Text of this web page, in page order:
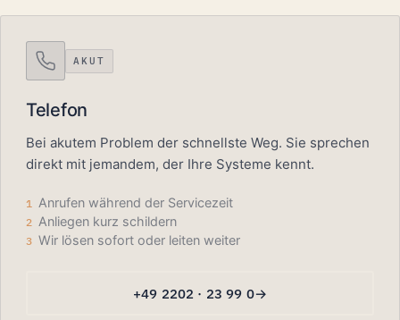
AKUT
Telefon
Bei akutem Problem der schnellste Weg. Sie sprechen
direkt mit jemandem, der Ihre Systeme kennt.
1 Anrufen während der Servicezeit
2 Anliegen kurz schildern
3 Wir lösen sofort oder leiten weiter
+49 2202 · 23 99 0